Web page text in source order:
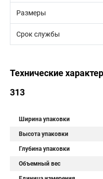
Размеры
Срок службы
Технические
313
Ширина упаковки
Высота упаковки
Глубина упаковки
Объемный вес